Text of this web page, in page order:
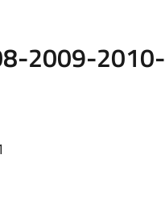
2009-2010-